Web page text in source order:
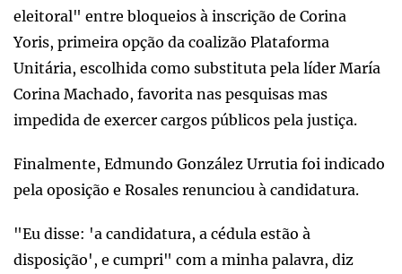
eleitoral" entre bloqueios à inscrição de Corina
Yoris, primeira opção da coalizão Plataforma
Unitária, escolhida como substituta pela líder María
Corina Machado, favorita nas pesquisas mas
impedida de exercer cargos públicos pela justiça.
Finalmente, Edmundo González Urrutia foi indicado
pela oposição e Rosales renunciou à candidatura.
"Eu disse: 'a candidatura, a cédula estão à
disposição', e cumpri" com a minha palavra, diz